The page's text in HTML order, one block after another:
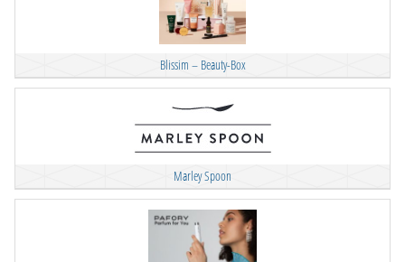
Blissim – Beauty-Box
Marley Spoon